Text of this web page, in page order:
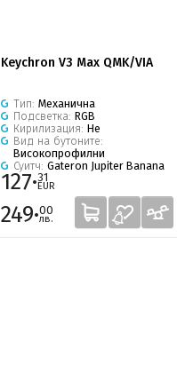
Keychron V3 Max QMK/VIA
Тип: Механична
Подсветка: RGB
Кирилизация: Не
Вид на бутоните:
Високопрофилни
Суитч: Gateron Jupiter Banana
127·31
EUR
249·00
лв.